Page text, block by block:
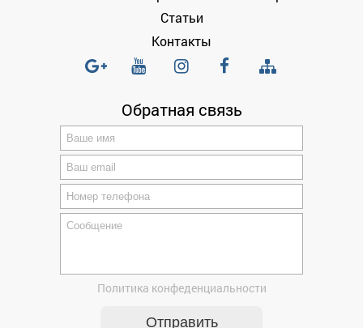
Статьи
Контакты
Обратная связь
Политика конфеденциальности